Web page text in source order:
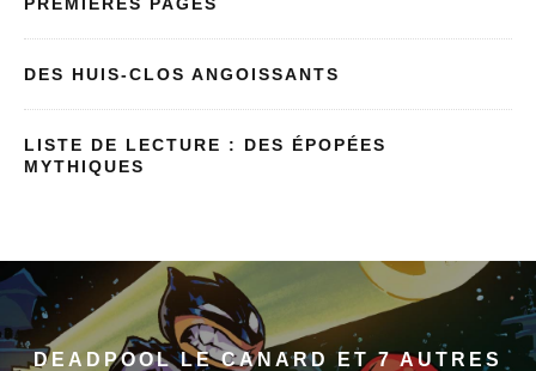
DES HUIS-CLOS ANGOISSANTS
LISTE DE LECTURE : DES ÉPOPÉES
MYTHIQUES
DEADPOOL LE CANARD ET 7 AUTRES